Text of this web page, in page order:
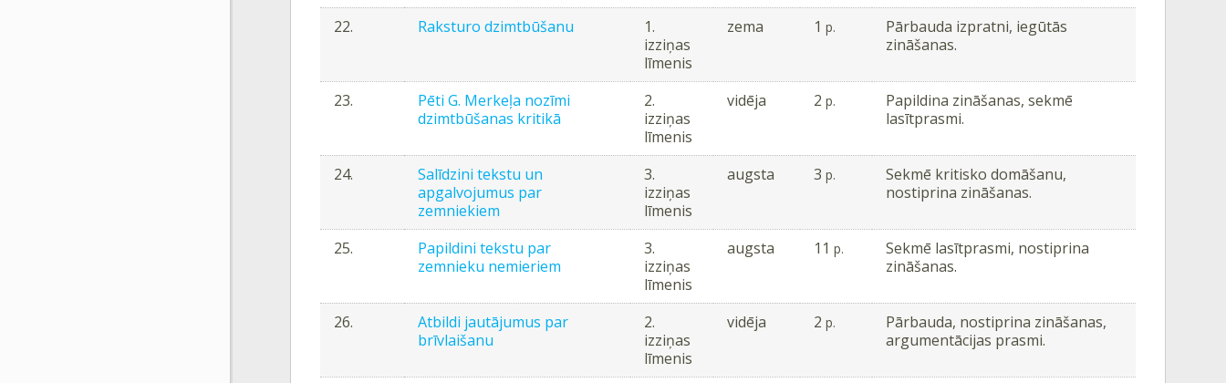
22. Raksturo dzimtbūšanu
1.
izziņas
līmenis
zema 1 p.
Pārbauda izpratni, iegūtās
zināšanas.
23.
Pēti G. Merkeļa nozīmi
dzimtbūšanas kritikā
2.
izziņas
līmenis
vidēja 2 p.
Papildina zināšanas, sekmē
lasītprasmi.
24.
Salīdzini tekstu un
apgalvojumus par
zemniekiem
3.
izziņas
līmenis
augsta 3 p.
Sekmē kritisko domāšanu,
nostiprina zināšanas.
25.
Papildini tekstu par
zemnieku nemieriem
3.
izziņas
līmenis
augsta 11 p.
Sekmē lasītprasmi, nostiprina
zināšanas.
26.
Atbildi jautājumus par
brīvlaišanu
2.
izziņas
līmenis
vidēja 2 p.
Pārbauda, nostiprina zināšanas,
argumentācijas prasmi.